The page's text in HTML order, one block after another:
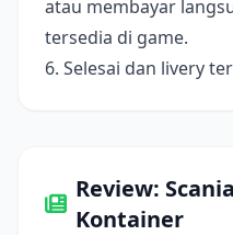
atau membayar
tersedia di game.
6. Selesai dan livery
Review:
Kontainer